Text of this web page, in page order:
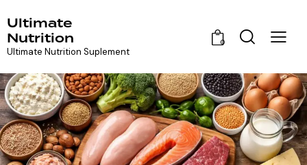
Ultimate
Nutrition
Ultimate Nutrition Suplement
0